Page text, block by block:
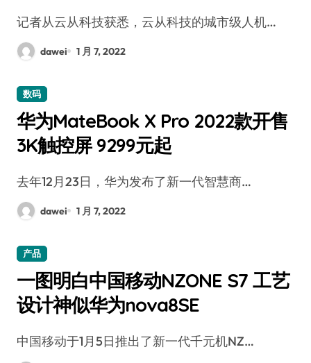
记者从云从科技获悉，云从科技的城市级人机…
dawei 1 月 7, 2022
数码
华为MateBook X Pro 2022款开售
3K触控屏 9299元起
去年12月23日，华为发布了新一代智慧商…
dawei 1 月 7, 2022
产品
一图明白中国移动NZONE S7 工艺
设计神似华为nova8SE
中国移动于1月5日推出了新一代千元机NZ…